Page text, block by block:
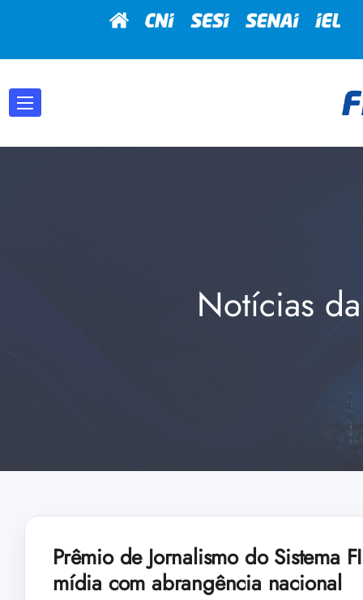
Notícias
Prêmio de Jornalismo do Sistema
mídia com abrangência nacional